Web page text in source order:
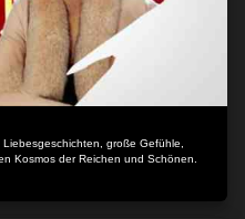
große Gefühle,
Kosmos der Reichen und Schönen.